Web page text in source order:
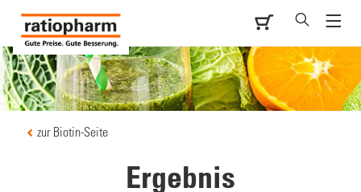
zur Biotin-Seite
Ergebnis